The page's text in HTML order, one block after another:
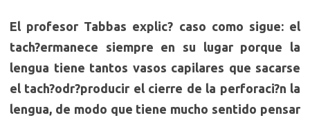
El profesor Tabbas explic? caso como sigue: el
tach?ermanece siempre en su lugar porque la
lengua tiene tantos vasos capilares que sacarse
el tach?odr?producir el cierre de la perforaci?n la
lengua, de modo que tiene mucho sentido pensar